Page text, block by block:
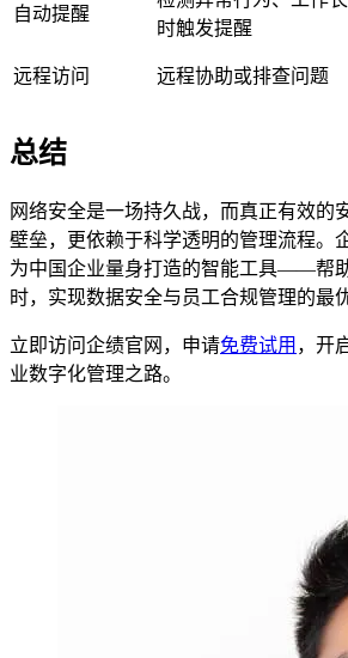
自动提醒
时触发提醒
远程访问 远程协助或排查问题
总结
网络安全是一场持久战，而真正有效的
壁垒，更依赖于科学透明的管理流程。
为中国企业量身打造的智能工具——帮
时，实现数据安全与员工合规管理的最
立即访问企绩官网，申请免费试用 ，开
业数字化管理之路。